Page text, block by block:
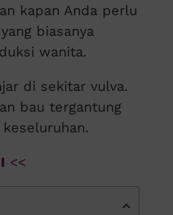
kapan Anda perlu
biasanya
wanita.
di sekitar vulva.
bau tergantung
<<